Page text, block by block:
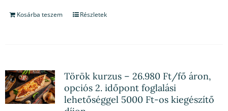
Kosárba teszem Részletek
Török kurzus – 26.980 Ft/fő áron,
opciós 2. időpont foglalási
lehetőséggel 5000 Ft-os kiegészítő